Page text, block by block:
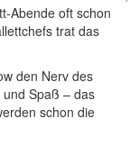
Abende oft schon
trat das
den Nerv des
und Spaß – das
schon die